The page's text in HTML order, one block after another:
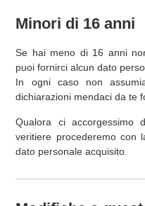
Minori di 16 anni
Se hai meno di 16 anni
puoi fornirci alcun dato
In ogni caso non
dichiarazioni mendaci da te
Qualora ci accorgessimo
veritiere procederemo con
dato personale acquisito.